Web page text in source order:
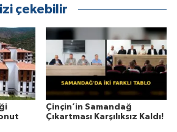
çekebilir
Çinçin’in Samandağ
Çıkartması Karşılıksız Kaldı!